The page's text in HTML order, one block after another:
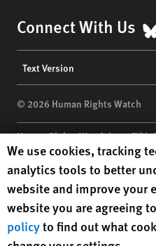
Connect With Us
menu
Text Version
© 2026 Human Rights Watch
Human Rights Watch| 350 Fifth
10118-3299USA|t
Human Rights Watchis a
under EIN: 13-2875808
Human Rights Watch
We use cookies, tracking
analytics tools to better
website and improve your
website you are agreeing
policyto find out what